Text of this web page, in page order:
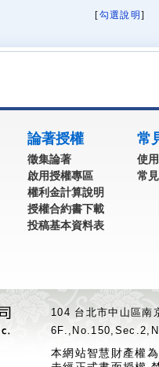
[勾選說明 ]
論著授權
徵集論著
啟用授權專區
權利金計算說明
授權合約書下載
投稿基本資料表
常
使
常
104 台北市中山區
本網站智慧財產權